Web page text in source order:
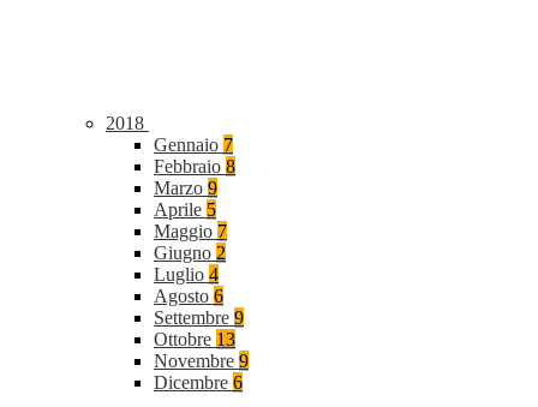
2018
Gennaio 7
Febbraio 8
Marzo 9
Aprile 5
Maggio 7
Giugno 2
Luglio 4
Agosto 6
Settembre 9
Ottobre 13
Novembre 9
Dicembre 6